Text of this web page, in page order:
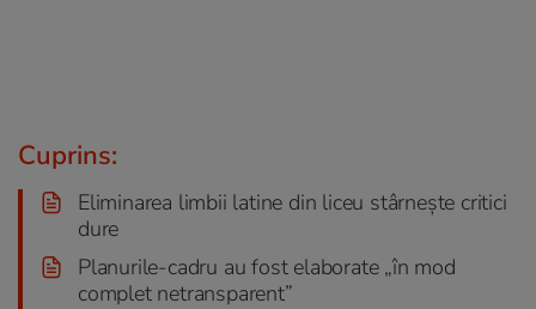
Cuprins:
Eliminarea limbii latine din liceu stârnește critici
dure
Planurile-cadru au fost elaborate „în mod
complet netransparent”